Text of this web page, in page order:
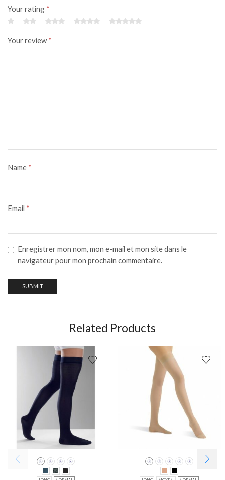
Your rating *
Your review *
Name *
Email *
Enregistrer mon nom, mon e-mail et mon site dans le
navigateur pour mon prochain commentaire.
Related Products